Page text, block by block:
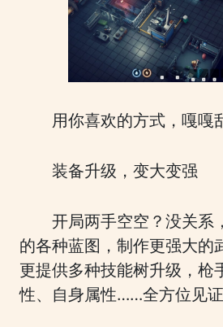
用你喜欢的方式，嘎嘎
装备升级，变大变强
开局两手空空？没关系
的各种蓝图，制作更强大的
更提供多种技能树升级，枪
性、自身属性……全方位见证